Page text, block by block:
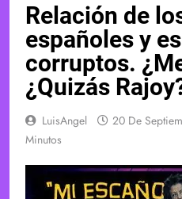
Relación de
españoles y
corruptos.
¿Quizás
LuisAngel 20 De
Minutos